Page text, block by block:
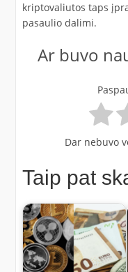
kriptovaliutos taps
pasaulio dalimi.
Ar buvo
Dar nebuvo
Taip pat